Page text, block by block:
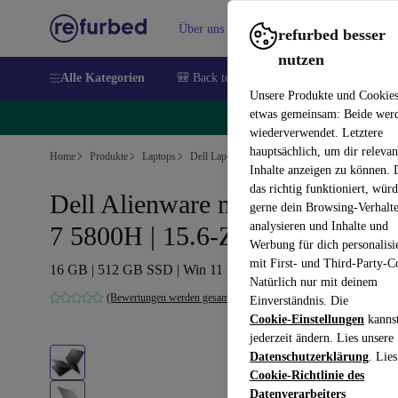
refurbed besser
nutzen
Unsere Produkte und
etwas gemeinsam: Beide
wiederverwendet. Letztere
hauptsächlich, um dir
Inhalte anzeigen zu können.
das richtig funktioniert,
gerne dein Browsing-
analysieren und Inhalte und
Werbung für dich
mit First- und Third-Party-
Natürlich nur mit deinem
Einverständnis. Die
Cookie-Einstellungen
jederzeit ändern. Lies unsere
Datenschutzerklärung.
Cookie-Richtlinie des
Datenverarbeiters
Über uns Verkaufen Hilfe
Alle Kategorien 🎒 Back to school
Home Produkte Laptops Dell Laptops
Dell Alienware m15 R5 | Ryzen
7 5800H | 15.6-Zoll
16 GB | 512 GB SSD | Win 11 Home | DE
(Bewertungen werden gesammelt)